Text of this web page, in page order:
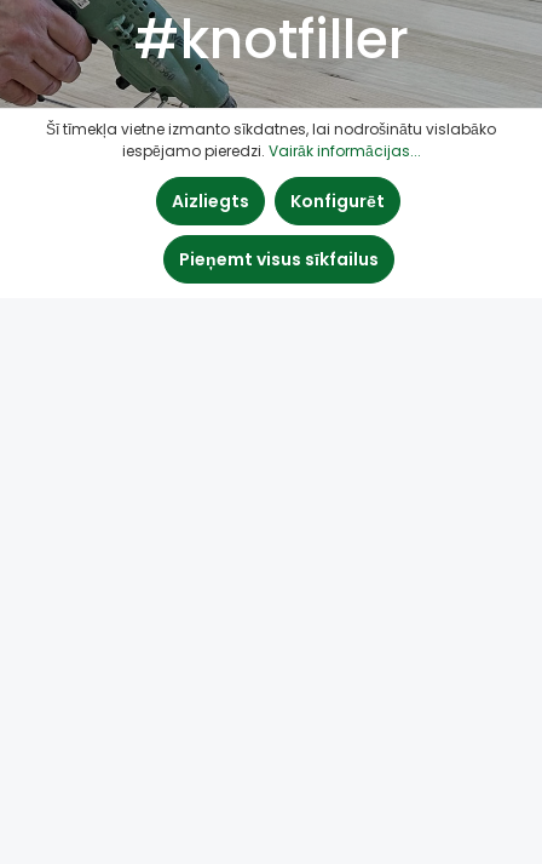
#knotfiller
Šī tīmekļa vietne izmanto sīkdatnes, lai nodrošinātu vislabāko
iespējamo pieredzi. Vairāk informācijas...
Aizliegts Konfigurēt
Pieņemt visus sīkfailus